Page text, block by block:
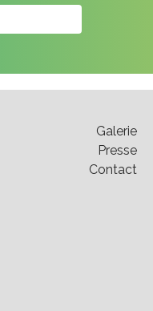
Galerie
Presse
Contact